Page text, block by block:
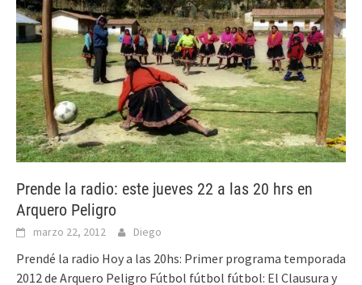
Prende la radio: este jueves 22 a las 20 hrs en
Arquero Peligro
marzo 22, 2012 Diego
Prendé la radio Hoy a las 20hs: Primer programa temporada
2012 de Arquero Peligro Fútbol fútbol fútbol: El Clausura y